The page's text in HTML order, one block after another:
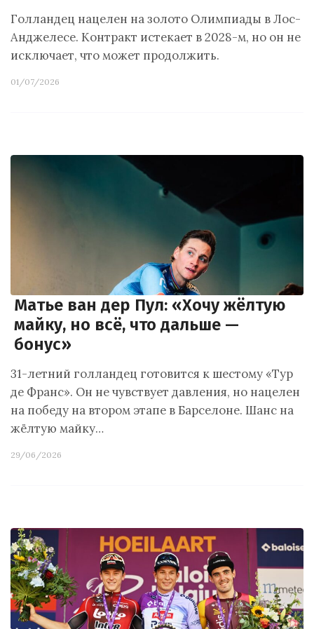
Голландец нацелен на золото Олимпиады в Лос-
Анджелесе. Контракт истекает в 2028-м, но он не
исключает, что может продолжить.
01/07/2026
Матье ван дер Пул: «Хочу жёлтую
майку, но всё, что дальше —
бонус»
31-летний голландец готовится к шестому «Тур
де Франс». Он не чувствует давления, но нацелен
на победу на втором этапе в Барселоне. Шанс на
жёлтую майку…
29/06/2026